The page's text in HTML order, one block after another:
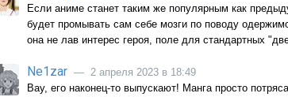
Если аниме станет таким же популярным как
будет промывать сам себе мозги по поводу
она не лав интерес героя, поле для стандартных
Ne1zar — 2 апреля 2023 в 18:49
Вау, его наконец-то выпускают! Манга просто